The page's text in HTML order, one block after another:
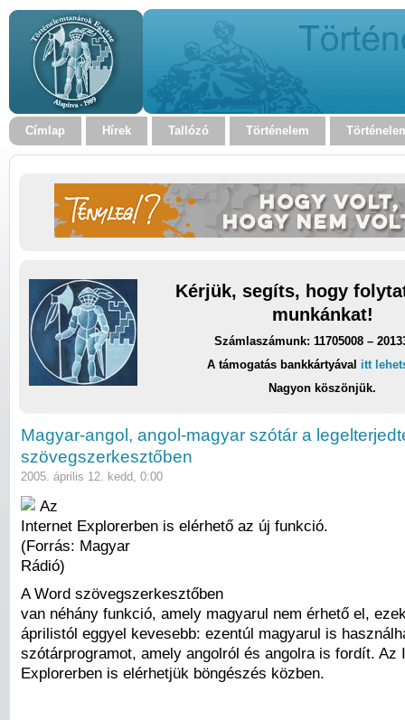
Címlap Hírek Tallózó Történelem
Kérjük, segíts, hogy
munkánkat!
Számlaszámunk: 11705008 –
A támogatás bankkártyával itt
Nagyon köszönjük.
Magyar-angol, angol-magyar szótár a
szövegszerkesztőben
2005. április 12. kedd, 0:00
Az
Internet Explorerben is elérhető az új funkció.
(Forrás: Magyar
Rádió)
A Word szövegszerkesztőben
van néhány funkció, amely magyarul nem érhető el,
áprilistól eggyel kevesebb: ezentúl magyarul is
szótárprogramot, amely angolról és angolra is fordít. Az
Explorerben is elérhetjük böngészés közben.